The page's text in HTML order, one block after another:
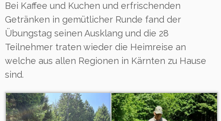
Bei Kaffee und Kuchen und erfrischenden
Getränken in gemütlicher Runde fand der
Übungstag seinen Ausklang und die 28
Teilnehmer traten wieder die Heimreise an
welche aus allen Regionen in Kärnten zu Hause
sind.